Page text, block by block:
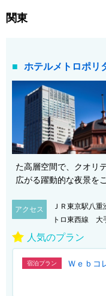
関東
ホテルメトロポリ
た高層空間で、クオリ
広がる躍動的な夜景を
アクセス
ＪＲ東京駅八
トロ東西線 大
人気のプラン
宿泊プラン Ｗｅｂコ